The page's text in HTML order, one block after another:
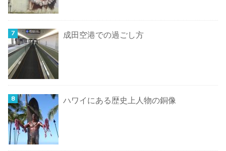
成田空港での過ごし方
ハワイにある歴史上人物の銅像